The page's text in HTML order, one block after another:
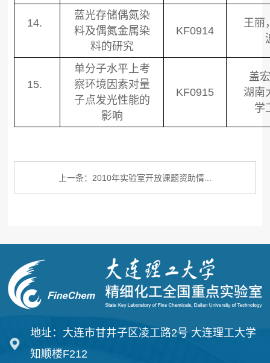
14.
蓝光存储偶氮染
料及偶氮金属染
料的研究
KF0914
王丽
15.
单分子水平上考
察环境因素对量
子点发光性能的
影响
KF0915
盖
湖南
学
上一条：2010年实验室开放课题资助情...
地址：大连市甘井子区凌工路2号 大连理工大学
知顺楼F212